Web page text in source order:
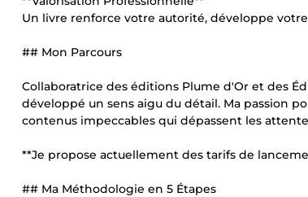
Un livre renforce votre autorité, développe
## Mon Parcours
Collaboratrice des éditions Plume d'Or et des
développé un sens aigu du détail. Ma passion
contenus impeccables qui dépassent les
**Je propose actuellement des tarifs de
## Ma Méthodologie en 5 Étapes